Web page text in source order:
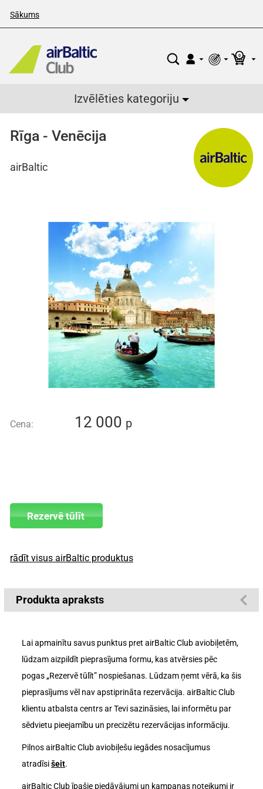
Sākums
0
Izvēlēties kategoriju
Rīga - Venēcija
airBaltic
Cena: 12 000 p
Rezervē tūlīt
rādīt visus airBaltic produktus
Produkta apraksts
Lai apmainītu savus punktus pret airBaltic Club aviobiļetēm,
lūdzam aizpildīt pieprasījuma formu, kas atvērsies pēc
pogas „Rezervē tūlīt” nospiešanas. Lūdzam ņemt vērā, ka šis
pieprasījums vēl nav apstiprināta rezervācija. airBaltic Club
klientu atbalsta centrs ar Tevi sazināsies, lai informētu par
sēdvietu pieejamību un precizētu rezervācijas informāciju.
Pilnos airBaltic Club aviobiļešu iegādes nosacījumus
atradīsišeit.
airBaltic Club īpašie piedāvājumi un kampaņas noteikumi ir